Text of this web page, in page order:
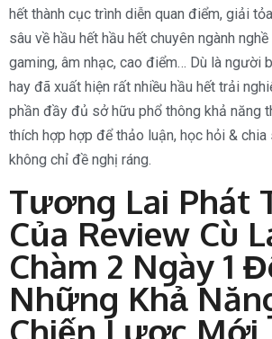
hết thành cục trình diễn quan điểm, giải
sâu về hầu hết hầu hết chuyên ngành
gaming, âm nhạc, cao điểm… Dù là người
hay đã xuất hiện rất nhiều hầu hết trải
phần đầy đủ sở hữu phổ thông khả năng
thích hợp hợp để thảo luận, học hỏi & chia
không chỉ đề nghị ráng.
Tương Lai Phát
Của Review Cù
Chàm 2 Ngày 1
Những Khả
Chiến Lược Mới